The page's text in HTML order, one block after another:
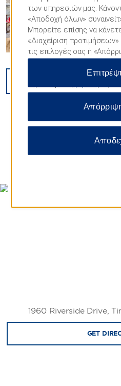
1960 Riverside Drive,
GET
των υπηρεσιών μας.
«Αποδοχή όλων»
Μπορείτε επίσης να
«Διαχείριση
τις επιλογές σας ή
επιτρέψετε μόνο
περισσότερες